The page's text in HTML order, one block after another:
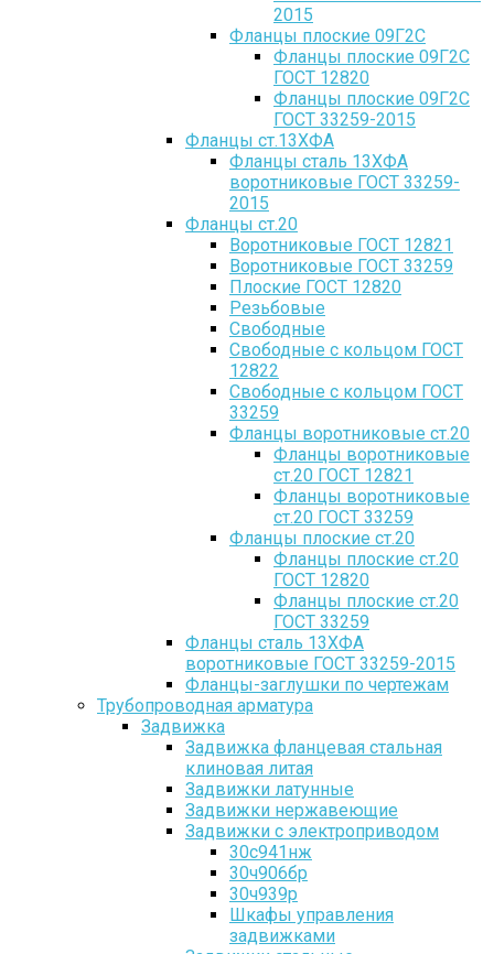
2015
Фланцы плоские 09Г2С
Фланцы плоские 09Г2С
ГОСТ 12820
Фланцы плоские 09Г2С
ГОСТ 33259-2015
Фланцы ст.13ХФА
Фланцы сталь 13ХФА
воротниковые ГОСТ 33259-
2015
Фланцы ст.20
Воротниковые ГОСТ 12821
Воротниковые ГОСТ 33259
Плоские ГОСТ 12820
Резьбовые
Свободные
Свободные с кольцом ГОСТ
12822
Свободные с кольцом ГОСТ
33259
Фланцы воротниковые ст.20
Фланцы воротниковые
ст.20 ГОСТ 12821
Фланцы воротниковые
ст.20 ГОСТ 33259
Фланцы плоские ст.20
Фланцы плоские ст.20
ГОСТ 12820
Фланцы плоские ст.20
ГОСТ 33259
Фланцы сталь 13ХФА
воротниковые ГОСТ 33259-2015
Фланцы-заглушки по чертежам
Трубопроводная арматура
Задвижка
Задвижка фланцевая стальная
клиновая литая
Задвижки латунные
Задвижки нержавеющие
Задвижки с электроприводом
30с941нж
30ч906бр
30ч939р
Шкафы управления
задвижками